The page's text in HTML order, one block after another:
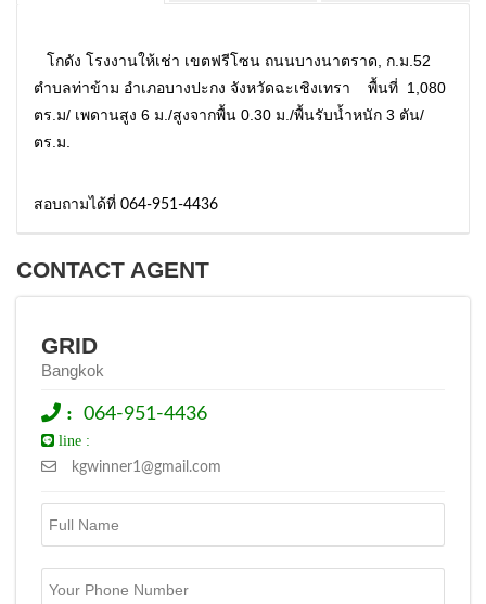
โกดัง โรงงานให้เช่า เขตฟรีโซน ถนนบางนาตราด, ก.ม.52
ตำบลท่าข้าม อำเภอบางปะกง จังหวัดฉะเชิงเทรา พื้นที่ 1,080
ตร.ม/ เพดานสูง 6 ม./สูงจากพื้น 0.30 ม./พื้นรับน้ำหนัก 3 ตัน/
ตร.ม.
สอบถามได้ที่ 064-951-4436
CONTACT AGENT
GRID
Bangkok
: 064-951-4436
line :
kgwinner1@gmail.com